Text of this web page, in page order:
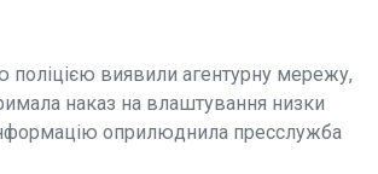
поліцією виявили агентурну мережу,
наказ на влаштування низки
оприлюднила пресслужба